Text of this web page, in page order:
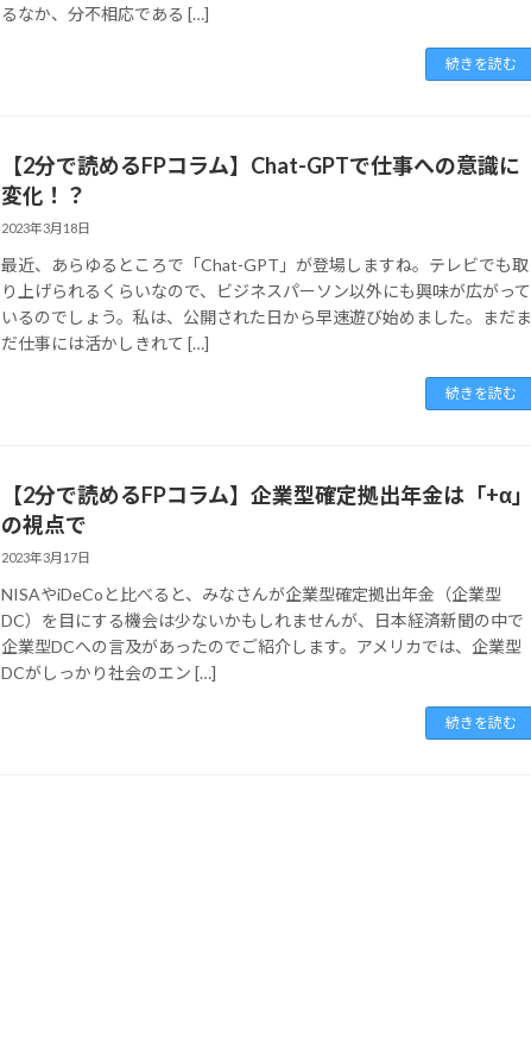
るなか、分不相応である […]
続きを読む
【2分で読めるFPコラム】Chat-GPTで仕事への意識に
変化！？
2023年3月18日
最近、あらゆるところで「Chat-GPT」が登場しますね。テレビでも取
り上げられるくらいなので、ビジネスパーソン以外にも興味が広がって
いるのでしょう。私は、公開された日から早速遊び始めました。まだま
だ仕事には活かしきれて […]
続きを読む
【2分で読めるFPコラム】企業型確定拠出年金は「+α」
の視点で
2023年3月17日
NISAやiDeCoと比べると、みなさんが企業型確定拠出年金（企業型
DC）を目にする機会は少ないかもしれませんが、日本経済新聞の中で
企業型DCへの言及があったのでご紹介します。アメリカでは、企業型
DCがしっかり社会のエン […]
続きを読む